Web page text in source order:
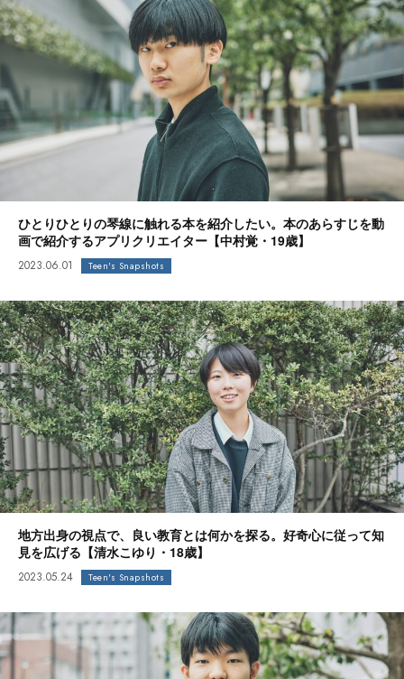
ひとりひとりの琴線に触れる本を紹介したい。本のあらすじを動
画で紹介するアプリクリエイター【中村覚・19歳】
2023.06.01 Teen's Snapshots
地方出身の視点で、良い教育とは何かを探る。好奇心に従って知
見を広げる【清水こゆり・18歳】
2023.05.24 Teen's Snapshots